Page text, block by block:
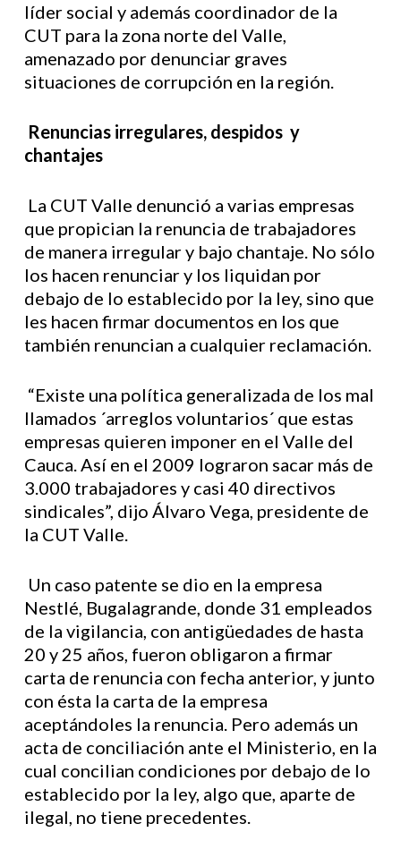
líder social y además coordinador de la
CUT para la zona norte del Valle,
amenazado por denunciar graves
situaciones de corrupción en la región.
Renuncias irregulares, despidos y
chantajes
La CUT Valle denunció a varias empresas
que propician la renuncia de trabajadores
de manera irregular y bajo chantaje. No sólo
los hacen renunciar y los liquidan por
debajo de lo establecido por la ley, sino que
les hacen firmar documentos en los que
también renuncian a cualquier reclamación.
“Existe una política generalizada de los mal
llamados ´arreglos voluntarios´ que estas
empresas quieren imponer en el Valle del
Cauca. Así en el 2009 lograron sacar más de
3.000 trabajadores y casi 40 directivos
sindicales”, dijo Álvaro Vega, presidente de
la CUT Valle.
Un caso patente se dio en la empresa
Nestlé, Bugalagrande, donde 31 empleados
de la vigilancia, con antigüedades de hasta
20 y 25 años, fueron obligaron a firmar
carta de renuncia con fecha anterior, y junto
con ésta la carta de la empresa
aceptándoles la renuncia. Pero además un
acta de conciliación ante el Ministerio, en la
cual concilian condiciones por debajo de lo
establecido por la ley, algo que, aparte de
ilegal, no tiene precedentes.